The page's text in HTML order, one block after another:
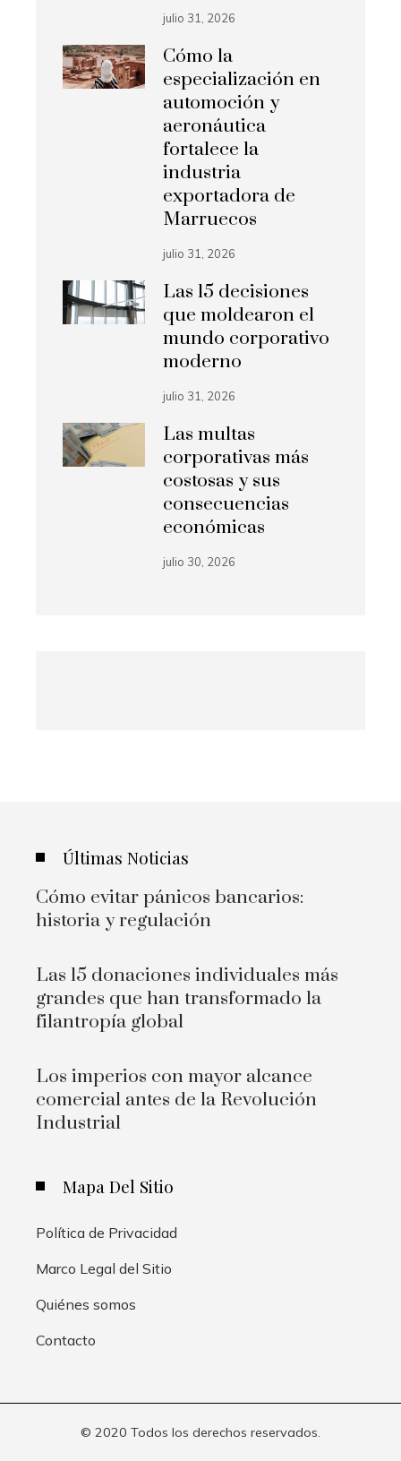
julio 31, 2026
Cómo la
especialización en
automoción y
aeronáutica
fortalece la
industria
exportadora de
Marruecos
julio 31, 2026
Las 15 decisiones
que moldearon el
mundo corporativo
moderno
julio 31, 2026
Las multas
corporativas más
costosas y sus
consecuencias
económicas
julio 30, 2026
Últimas Noticias
Cómo evitar pánicos bancarios:
historia y regulación
Las 15 donaciones individuales más
grandes que han transformado la
filantropía global
Los imperios con mayor alcance
comercial antes de la Revolución
Industrial
Mapa Del Sitio
Política de Privacidad
Marco Legal del Sitio
Quiénes somos
Contacto
© 2020 Todos los derechos reservados.